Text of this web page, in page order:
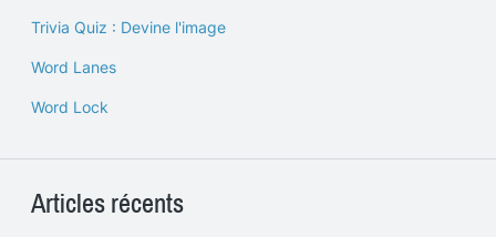
Trivia Quiz : Devine l'image
Word Lanes
Word Lock
Articles récents